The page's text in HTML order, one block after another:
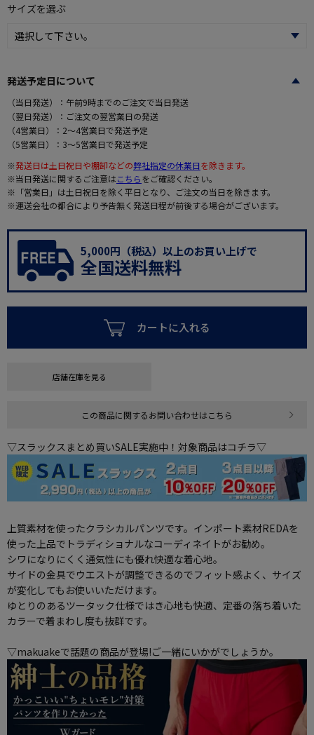
サイズを選ぶ
発送予定日について
（当日発送）：午前9時までのご注文で当日発送
（翌日発送）：ご注文の翌営業日の発送
（4営業日）：2～4営業日で発送予定
（5営業日）：3～5営業日で発送予定
※発送日は土日祝日や棚卸などの弊社指定の休業日を除きます。
※当日発送に関するご注意はこちらをご確認ください。
※「営業日」は土日祝日を除く平日となり、ご注文の当日を除きます。
※運送会社の都合により予告無く発送日程が前後する場合がございます。
5,000円（税込）以上のお買い上げで
全国送料無料
カートに入れる
店舗在庫を見る
この商品に関するお問い合わせはこちら
▽スラックスまとめ買いSALE実施中！対象商品はコチラ▽
上質素材を使ったクラシカルパンツです。インポート素材REDAを
使った上品でトラディショナルなコーディネイトがお勧め。
シワになりにくく通気性にも優れ快適な着心地。
サイドの金具でウエストが調整できるのでフィット感よく、サイズ
が変化してもお使いいただけます。
ゆとりのあるツータック仕様ではき心地も快適、定番の落ち着いた
カラーで着まわし度も抜群です。
▽makuakeで話題の商品が登場!ご一緒にいかがでしょうか。